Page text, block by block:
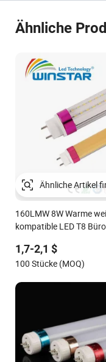
Ähnliche
160LMW 8W Warme
kompatible LED T8
1,7-2,1 $
100 Stücke (MOQ)